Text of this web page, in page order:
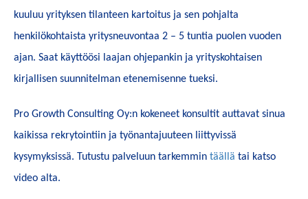
kuuluu yrityksen tilanteen kartoitus ja sen pohjalta
henkilökohtaista yritysneuvontaa 2 – 5 tuntia puolen vuoden
ajan. Saat käyttöösi laajan ohjepankin ja yrityskohtaisen
kirjallisen suunnitelman etenemisenne tueksi.
Pro Growth Consulting Oy:n kokeneet konsultit auttavat sinua
kaikissa rekrytointiin ja työnantajuuteen liittyvissä
kysymyksissä. Tutustu palveluun tarkemmin täällä tai katso
video alta.